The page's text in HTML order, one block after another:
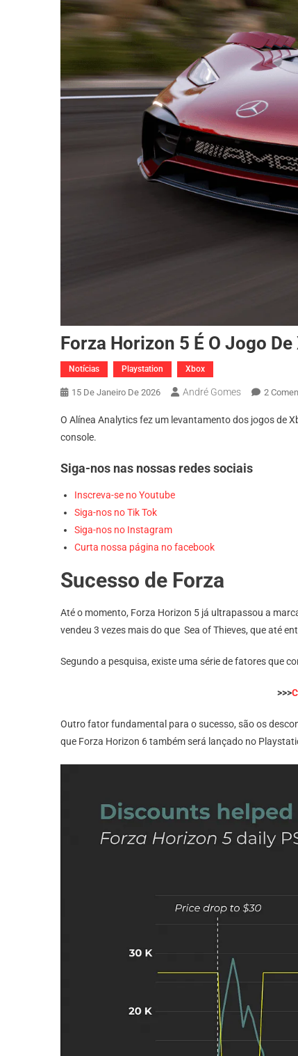
Forza Horizon 5 É O Jogo
Notícias Playstation Xbox
15 De Janeiro De 2026 André Gomes 2
O Alínea Analytics fez um levantamento dos jogos de
console.
Siga-nos nas nossas redes sociais
Inscreva-se no Youtube
Siga-nos no Tik Tok
Siga-nos no Instagram
Curta nossa página no facebook
Sucesso de Forza
Até o momento, Forza Horizon 5 já ultrapassou a
vendeu 3 vezes mais do que Sea of ​​Thieves, que até
Segundo a pesquisa, existe uma série de fatores que
>>>
Outro fator fundamental para o sucesso, são os
que Forza Horizon 6 também será lançado no